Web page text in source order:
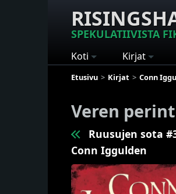
SPEKULATIIVISTA
Koti Kirjat
Etusivu Kirjat Conn
Veren
Ruusujen sota
Conn Iggulden